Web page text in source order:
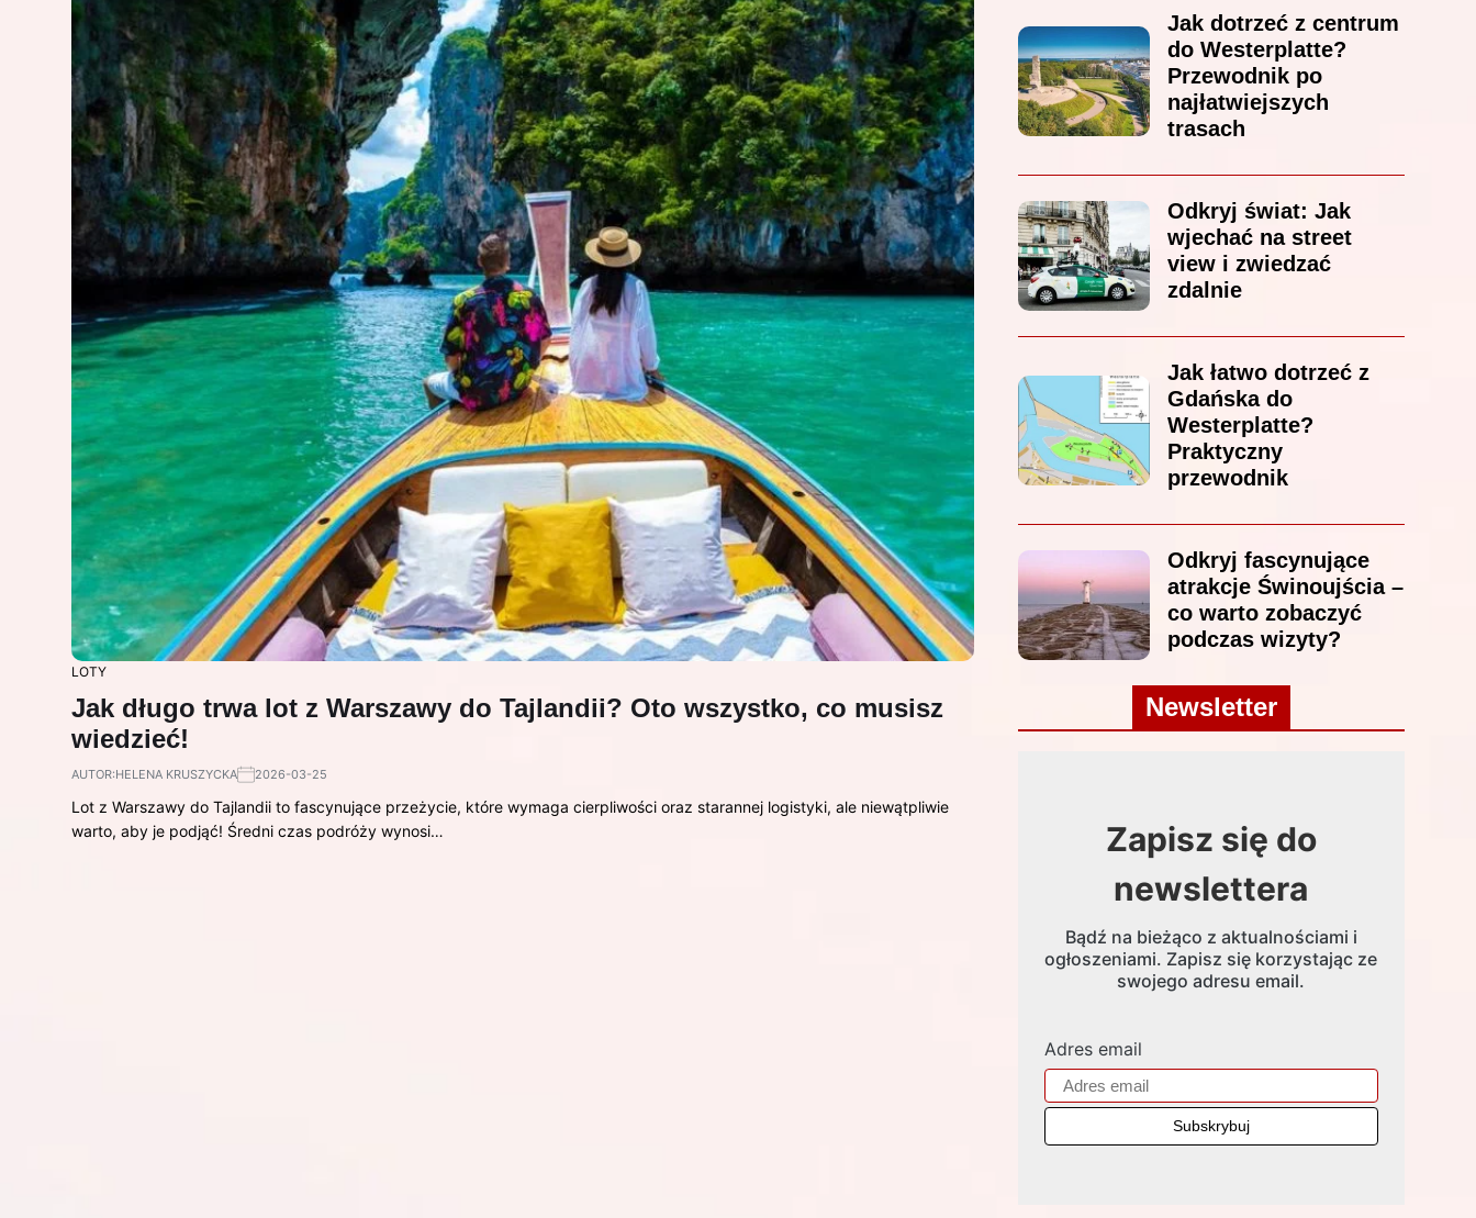
LOTY
Jak długo trwa lot z Warszawy do Tajlandii? Oto wszystko, co musisz
wiedzieć!
AUTOR:HELENA KRUSZYCKA 2026-03-25
Lot z Warszawy do Tajlandii to fascynujące przeżycie, które wymaga cierpliwości oraz starannej logistyki, ale niewątpliwie
warto, aby je podjąć! Średni czas podróży wynosi…
Jak dotrzeć z centrum
do Westerplatte?
Przewodnik po
najłatwiejszych
trasach
Odkryj świat: Jak
wjechać na street
view i zwiedzać
zdalnie
Jak łatwo dotrzeć z
Gdańska do
Westerplatte?
Praktyczny
przewodnik
Odkryj fascynujące
atrakcje Świnoujścia –
co warto zobaczyć
podczas wizyty?
Newsletter
Zapisz się do
newslettera
Bądź na bieżąco z aktualnościami i
ogłoszeniami. Zapisz się korzystając ze
swojego adresu email.
Adres email